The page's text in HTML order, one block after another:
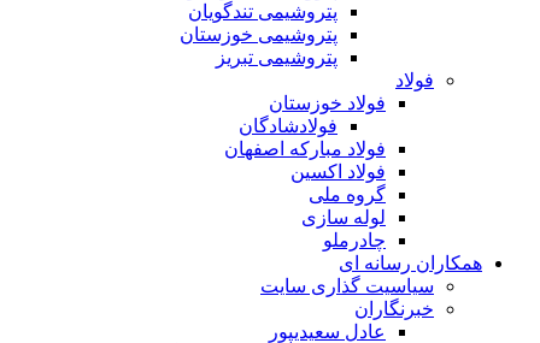
پتروشیمی تندگویان
پتروشیمی خوزستان
پتروشیمی تبریز
فولاد
فولاد خوزستان
فولادشادگان
فولاد مبارکه اصفهان
فولاد اکسین
گروه ملی
لوله سازی
چادرملو
همکاران رسانه ای
سیاسیت گذاری سایت
خبرنگاران
عادل سعیدیپور